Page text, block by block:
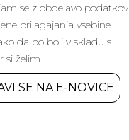
se z obdelavo podatkov
prilagajanja vsebine
da bo bolj v skladu s
si želim.
SE NA E-NOVICE